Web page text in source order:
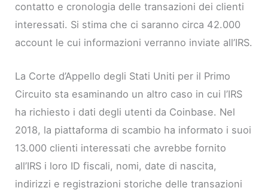
contatto e cronologia delle transazioni dei clienti
interessati. Si stima che ci saranno circa 42.000
account le cui informazioni verranno inviate all’IRS.
La Corte d’Appello degli Stati Uniti per il Primo
Circuito sta esaminando un altro caso in cui l’IRS
ha richiesto i dati degli utenti da Coinbase. Nel
2018, la piattaforma di scambio ha informato i suoi
13.000 clienti interessati che avrebbe fornito
all’IRS i loro ID fiscali, nomi, date di nascita,
indirizzi e registrazioni storiche delle transazioni